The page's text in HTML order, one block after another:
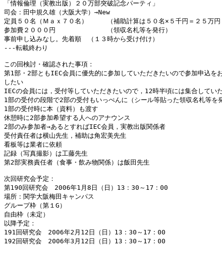
「情報倫理（実教出版）２０万部突破記念パーティ」
司会：田中規久雄（大阪大学）→New
定員５０名（Ｍａｘ７０名）　　　（補助計算は５０名×５千円＝２５万
参加費２０００円　　　　　　　　（領収名札等を発行）
事前申し込みなし。先着順　（１３時から受け付け）
---転載終わり
この回検討・確認された事項：
第1部・2部ともIEC会員に優先的に参加していただきたいので参加申込を
したい
IECの会員には，受付等していただきたいので，12時半頃には集合してい
1部の受付の段階で2部の受付もいっぺんに（シール等貼った領収名札等を
1部の受付時に本（資料）も渡す
休憩時に2部参加希望する人へのアナウンス
2部のみ参加者→あるとすればIEC会員，実教出版関係者
受付責任者は横山先生，補助は角宏美先生
看板等は業者に依頼
記録（写真撮影）は工藤先生
第2部実務責任者（食事・飲み物関係）は飯田先生
次回研究会予定：
第190回研究会　2006年1月8日（日）13：30～17：00
場所：関学大阪梅田キャンパス
グループ枠（第１G）
自由枠（未定）
以降予定：
191回研究会　2006年2月12日（日）13：30～17：00
192回研究会　2006年3月12日（日）13：30～17：00